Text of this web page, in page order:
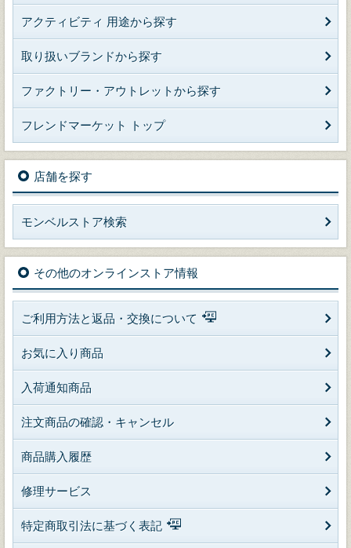
アクティビティ 用途から探す
取り扱いブランドから探す
ファクトリー・アウトレットから探す
フレンドマーケット トップ
店舗を探す
モンベルストア検索
その他のオンラインストア情報
ご利用方法と返品・交換について
お気に入り商品
入荷通知商品
注文商品の確認・キャンセル
商品購入履歴
修理サービス
特定商取引法に基づく表記